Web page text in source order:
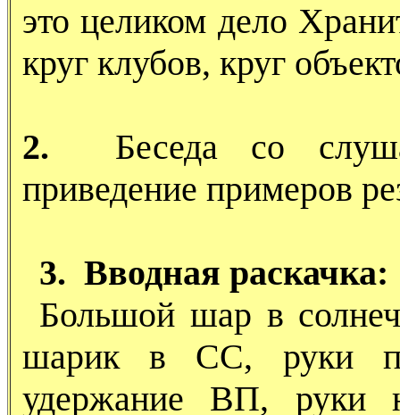
это целиком дело
круг клубов, круг
2.
Беседа со
приведение примеров
3. Вводная раскачка:
Большой шар в
шарик в СС, руки
удержание ВП, руки